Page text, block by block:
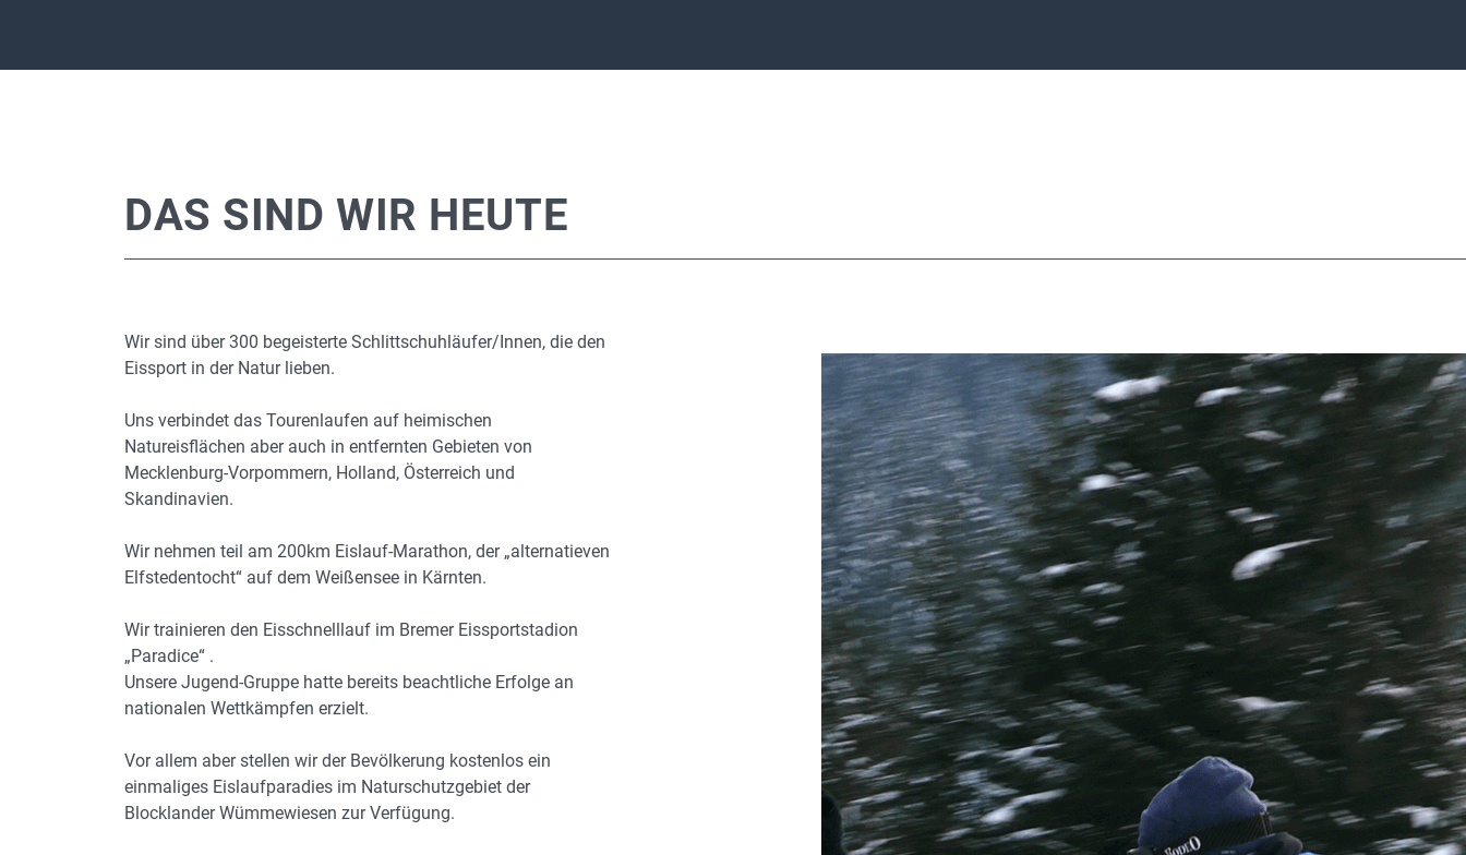
DAS SIND WIR HEUTE
Wir sind über 300 begeisterte Schlittschuhläufer/Innen, die den
Eissport in der Natur lieben.
Uns verbindet das Tourenlaufen auf heimischen
Natureisflächen aber auch in entfernten Gebieten von
Mecklenburg-Vorpommern, Holland, Österreich und
Skandinavien.
Wir nehmen teil am 200km Eislauf-Marathon, der „alternatieven
Elfstedentocht“ auf dem Weißensee in Kärnten.
Wir trainieren den Eisschnelllauf im Bremer Eissportstadion
„Paradice“ .
Unsere Jugend-Gruppe hatte bereits beachtliche Erfolge an
nationalen Wettkämpfen erzielt.
Vor allem aber stellen wir der Bevölkerung kostenlos ein
einmaliges Eislaufparadies im Naturschutzgebiet der
Blocklander Wümmewiesen zur Verfügung.